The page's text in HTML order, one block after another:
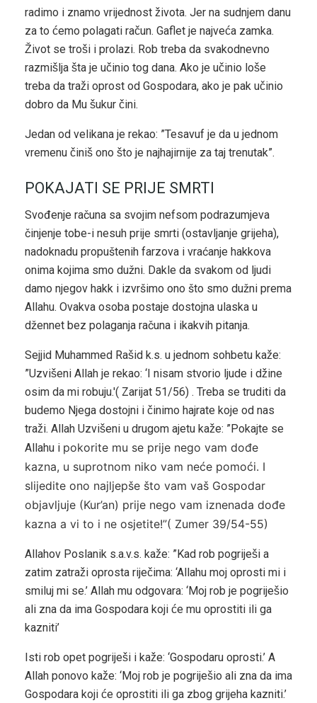
radimo i znamo vrijednost života. Jer na sudnjem danu
za to ćemo polagati račun. Gaflet je najveća zamka.
Život se troši i prolazi. Rob treba da svakodnevno
razmišlja šta je učinio tog dana. Ako je učinio loše
treba da traži oprost od Gospodara, ako je pak učinio
dobro da Mu šukur čini.
Jedan od velikana je rekao: ”Tesavuf je da u jednom
vremenu činiš ono što je najhajirnije za taj trenutak”.
POKAJATI SE PRIJE SMRTI
Svođenje računa sa svojim nefsom podrazumjeva
činjenje tobe-i nesuh prije smrti (ostavljanje grijeha),
nadoknadu propuštenih farzova i vraćanje hakkova
onima kojima smo dužni. Dakle da svakom od ljudi
damo njegov hakk i izvršimo ono što smo dužni prema
Allahu. Ovakva osoba postaje dostojna ulaska u
džennet bez polaganja računa i ikakvih pitanja.
Sejjid Muhammed Rašid k.s. u jednom sohbetu kaže:
”Uzvišeni Allah je rekao: ‘I nisam stvorio ljude i džine
osim da mi robuju.'( Zarijat 51/56) . Treba se truditi da
budemo Njega dostojni i činimo hajrate koje od nas
traži. Allah Uzvišeni u drugom ajetu kaže: ”Pokajte se
Allahu i pokorite mu se prije nego vam dođe
kazna, u suprotnom niko vam neće pomoći. I
slijedite ono najljepše što vam vaš Gospodar
objavljuje (Kur’an) prije nego vam iznenada dođe
kazna a vi to i ne osjetite!”( Zumer 39/54-55)
Allahov Poslanik s.a.v.s. kaže: ”Kad rob pogriješi a
zatim zatraži oprosta riječima: ‘Allahu moj oprosti mi i
smiluj mi se.’ Allah mu odgovara: ‘Moj rob je pogriješio
ali zna da ima Gospodara koji će mu oprostiti ili ga
kazniti’
Isti rob opet pogriješi i kaže: ‘Gospodaru oprosti.’ A
Allah ponovo kaže: ‘Moj rob je pogriješio ali zna da ima
Gospodara koji će oprostiti ili ga zbog grijeha kazniti.’